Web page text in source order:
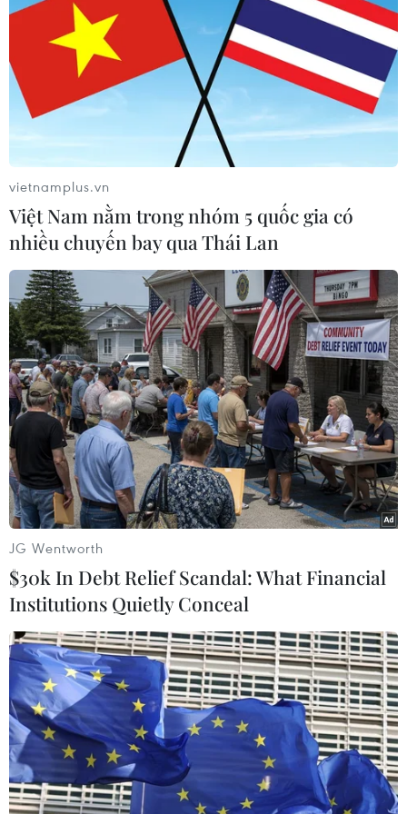
bẩm sinh tại Việt Nam.
Tạo hình thành công cho một bé trai bị
lún dương vật bẩm sinh
03/05/2019 13:00
Bé Đ.V.N.L sinh năm 2017, trú tại Bồ Đề, Long Biên, Hà
Nội, nhập viện trong tình trạng tiểu tiện khó, viêm nhiễm
đường tiểu nhiều lần, không thấy dương vật.
vietnamplus.vn
Việt Nam nằm trong nhóm 5 quốc gia có
nhiều chuyến bay qua Thái Lan
JG Wentworth
$30k In Debt Relief Scandal: What Financial
Institutions Quietly Conceal